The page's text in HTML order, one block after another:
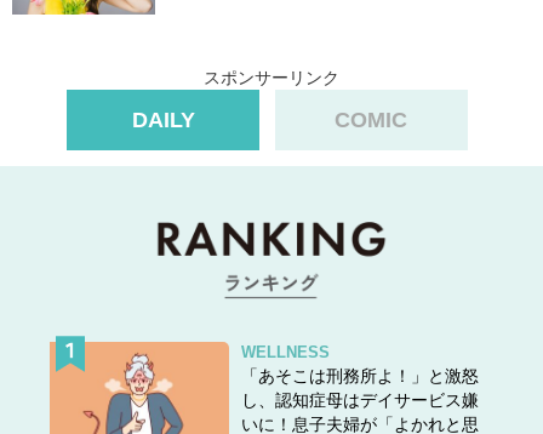
スポンサーリンク
DAILY COMIC
WELLNESS
「あそこは刑務所よ！」と激怒
し、認知症母はデイサービス嫌
いに！息子夫婦が「よかれと思